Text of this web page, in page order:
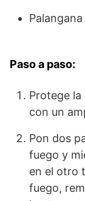
Paso a paso:
Protege
con un
Pon dos
fuego y
en el otro
fuego,